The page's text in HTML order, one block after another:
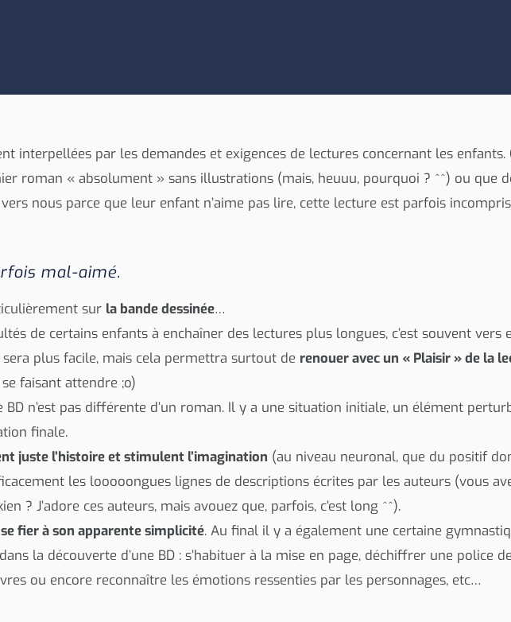
interpellées par les demandes et exigences de lectures concernant les enfants.
roman « absolument » sans illustrations (mais, heuuu, pourquoi ? ^^) ou que
nous parce que leur enfant n’aime pas lire, cette lecture est parfois
mal-aimé.
sur la bande dessinée…
de certains enfants à enchaîner des lectures plus longues, c’est souvent vers
plus facile, mais cela permettra surtout de renouer avec un « Plaisir » de la
faisant attendre ;o)
BD n’est pas différente d’un roman. Il y a une situation initiale, un élément
finale.
juste l’histoire et stimulent l’imagination (au niveau neuronal, que du positif
les looooongues lignes de descriptions écrites par les auteurs (vous
? J’adore ces auteurs, mais avouez que, parfois, c’est long ^^).
fier à son apparente simplicité. Au final il y a également une certaine
la découverte d’une BD : s’habituer à la mise en page, déchiffrer une police de
ou encore reconnaître les émotions ressenties par les personnages, etc…